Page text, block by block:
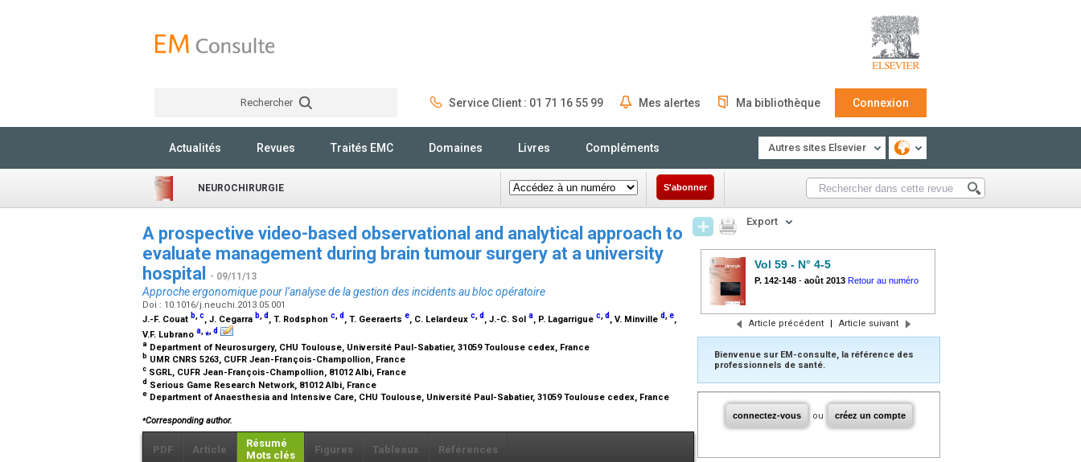
Rechercher Service Client : 01 71 16 55 99 Mes alertes Ma bibliothèque Connexion
Actualités Revues Traités EMC Domaines Livres Compléments Autres sites Elsevier
NEUROCHIRURGIE S'abonner
A prospective video-based observational and analytical approach to
evaluate management during brain tumour surgery at a university
hospital
- 09/11/13
Approche ergonomique pour l’analyse de la gestion des incidents au bloc opératoire
Doi : 10.1016/j.neuchi.2013.05.001
J.-F. Couat b c, J. Cegarra b d , T. Rodsphon c d , T. Geeraerts e, C. Lelardeux c d , J.-C. Sol a, P. Lagarrigue c d , V. Minville d e,
V.F. Lubrano a ⁎ d
a Department of Neurosurgery, CHU Toulouse, Université Paul-Sabatier, 31059 Toulouse cedex, France
b UMR CNRS 5263, CUFR Jean-François-Champollion, France
c SGRL, CUFR Jean-François-Champollion, 81012 Albi, France
d Serious Game Research Network, 81012 Albi, France
e Department of Anaesthesia and Intensive Care, CHU Toulouse, Université Paul-Sabatier, 31059 Toulouse cedex, France
⁎Corresponding author.
PDF Article
Résumé
Mots clés
Figures Tableaux Références
Export
Vol 59 - N° 4-5
P. 142-148 - août 2013 Retour au numéro
Article précédent | Article suivant
Bienvenue sur EM-consulte, la référence des
professionnels de santé.
connectez-vous ou créez un compte